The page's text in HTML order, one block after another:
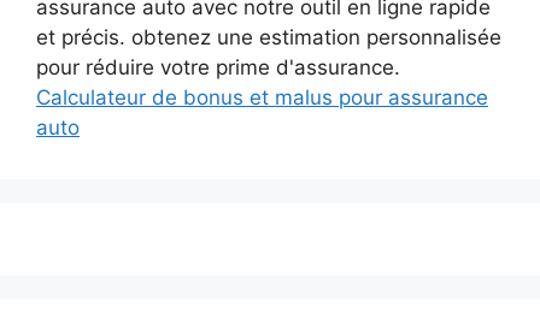
Calculateur de bonus et malus pour assurance
auto